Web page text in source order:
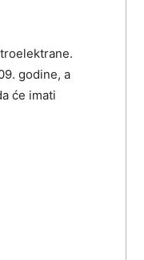
godine, a
će imati